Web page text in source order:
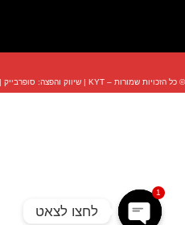
© כל הזכויות שמורות – KYT | שיווק והפצה: סופרבייק
לחצו לצאט
1